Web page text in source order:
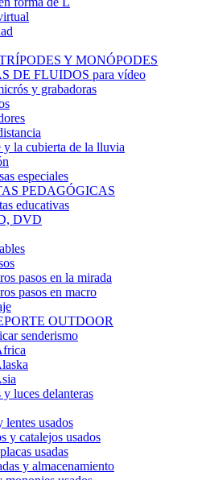
Y MONÓPODES
DE FLUIDOS para vídeo
y grabadoras
y la cubierta de la lluvia
especiales
PEDAGÓGICAS
educativas
DVD
pasos en la mirada
pasos en macro
OUTDOOR
senderismo
luces delanteras
lentes usados
y catalejos usados
usadas
y almacenamiento